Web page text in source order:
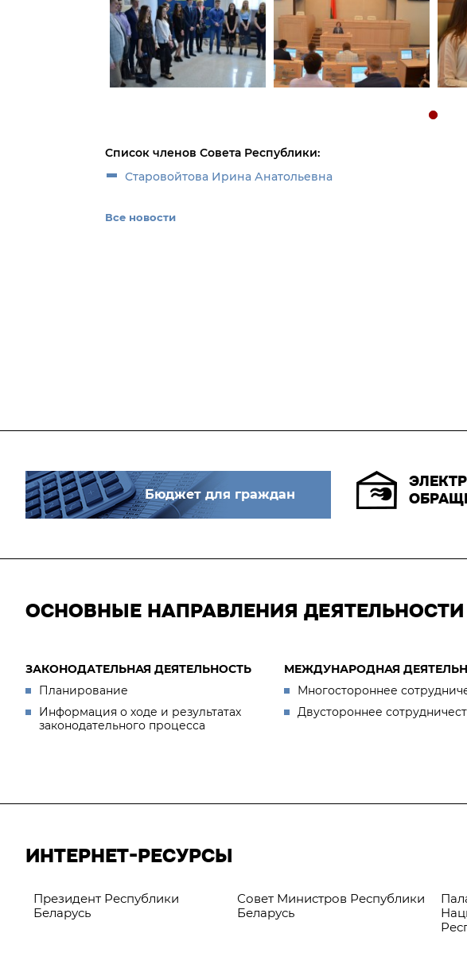
Список членов Совета Республики:
Старовойтова Ирина Анатольевна
Все новости
Бюджет для граждан
ОСНОВНЫЕ НАПРАВЛЕНИЯ ДЕЯТЕЛЬНОСТИ
ЗАКОНОДАТЕЛЬНАЯ ДЕЯТЕЛЬНОСТЬ
Планирование
Информация о ходе и результатах
законодательного процесса
МЕЖДУНАРОДНАЯ
Многостороннее
Двустороннее
ИНТЕРНЕТ-РЕСУРСЫ
Президент Республики
Беларусь
Совет Министров Республики
Беларусь